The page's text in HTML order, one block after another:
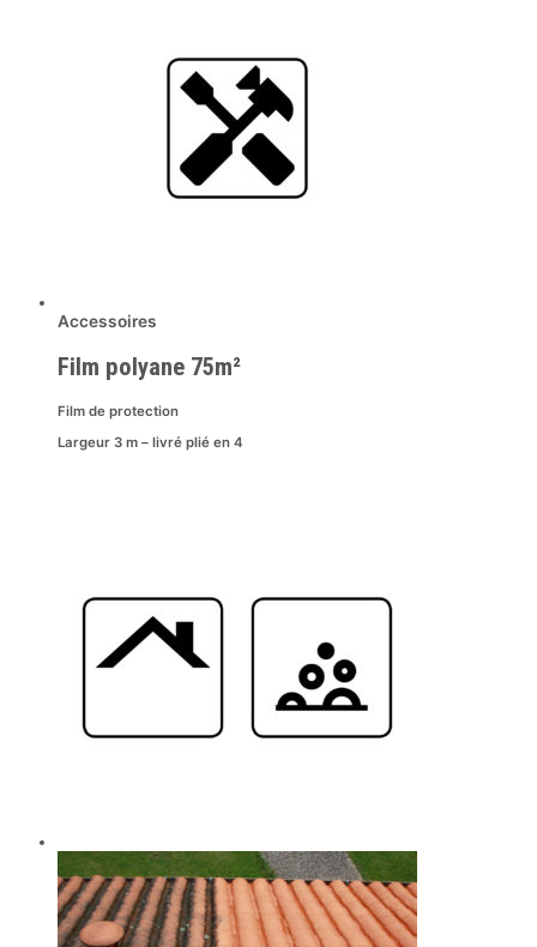
Accessoires
Film polyane 75m²
Film de protection
Largeur 3 m – livré plié en 4